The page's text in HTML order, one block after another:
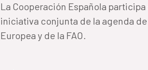
La Cooperación Española
iniciativa conjunta de la agenda
Europea y de la FAO.